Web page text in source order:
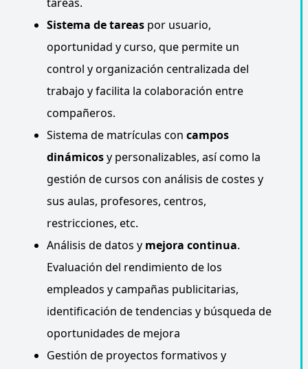
Sistema de tareas por usuario,
oportunidad y curso, que permite un
control y organización centralizada del
trabajo y facilita la colaboración entre
compañeros.
Sistema de matrículas con campos
dinámicosy personalizables, así como la
gestión de cursos con análisis de costes y
sus aulas, profesores, centros,
restricciones, etc.
Análisis de datos y mejora continua.
Evaluación del rendimiento de los
empleados y campañas publicitarias,
identificación de tendencias y búsqueda de
oportunidades de mejora
Gestión de proyectos formativos y